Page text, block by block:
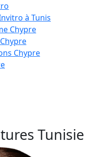
à Tunis
Chypre
Chypre
Tunisie